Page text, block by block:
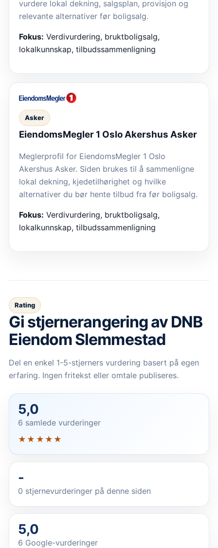
vurdere lokal dekning, salgsplan, provisjon og
relevante alternativer før boligsalg.
Fokus: Verdivurdering, bruktboligsalg,
lokalkunnskap, tilbudssammenligning
Asker
EiendomsMegler 1 Oslo Akershus Asker
Meglerprofil for EiendomsMegler 1 Oslo
Akershus Asker. Siden brukes til å sammenligne
lokal dekning, kjedetilhørighet og hvilke
alternativer du bør hente tilbud fra før boligsalg.
Fokus: Verdivurdering, bruktboligsalg,
lokalkunnskap, tilbudssammenligning
Rating
Gi stjernerangering av DNB
Eiendom Slemmestad
Del en enkel 1-5-stjerners vurdering basert på egen
erfaring. Ingen fritekst eller omtale publiseres.
5,0
6 samlede vurderinger
★★★★★
-
0 stjernevurderinger på denne siden
5,0
6 Google-vurderinger